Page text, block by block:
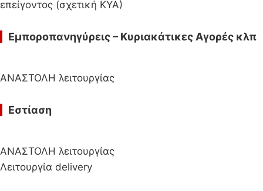
επείγοντος (σχετική ΚΥΑ)
Εμποροπανηγύρεις – Κυριακάτικες Αγορές κλπ
ΑΝΑΣΤΟΛΗ λειτουργίας
Εστίαση
ΑΝΑΣΤΟΛΗ λειτουργίας
Λειτουργία delivery